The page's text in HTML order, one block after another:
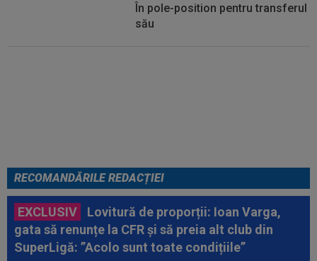
În pole-position pentru transferul
său
RECOMANDĂRILE REDACȚIEI
EXCLUSIV
Lovitură de proporții: Ioan Varga,
gata să renunțe la CFR și să preia alt club din
SuperLigă: ”Acolo sunt toate condițiile”